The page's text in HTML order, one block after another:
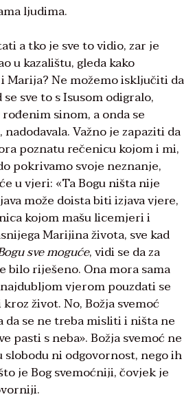
ljudima.
a tko je sve to vidio, zar je
u kazalištu, gleda kako
Marija? Ne možemo isključiti da
sve to s Isusom odigralo,
sinom, a onda se
Važno je zapaziti da
poznatu rečenicu kojom i mi,
pokrivamo svoje neznanje,
u vjeri: «Ta Bogu ništa nije
može doista biti izjava vjere,
kojom mašu licemjeri i
Marijina života, sve kad
sve moguće, vidi se da za
bilo riješeno. Ona mora sama
vjerom pouzdati se
život. No, Božja svemoć
se ne treba misliti i ništa ne
pasti s neba». Božja svemoć ne
slobodu ni odgovornost, nego ih
je Bog svemoćniji, čovjek je